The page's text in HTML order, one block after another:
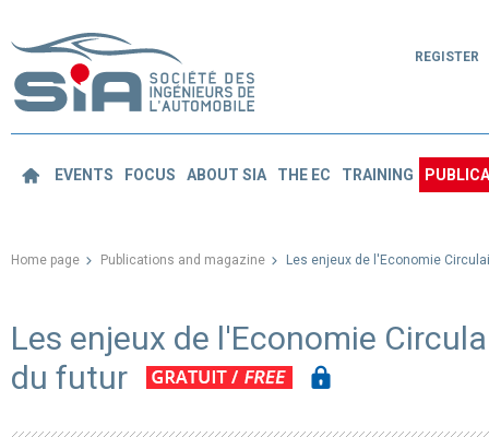
REGISTER
EVENTS FOCUS ABOUT SIA THE EC TRAINING
Home page Publications and magazine Les enjeux de l'Economie
Les enjeux de l'Economie
du futur